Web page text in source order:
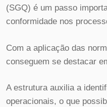
(SGQ) é um passo
conformidade nos
Com a aplicação das
conseguem se destacar
A estrutura auxilia a
operacionais, o que